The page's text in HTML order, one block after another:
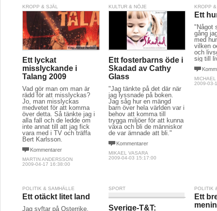
KROPP & SJÄL
Ett lyckat
misslyckande i
Talang 2009
Vad gör man om man är
rädd för att misslyckas?
Jo, man misslyckas
medvetet för att komma
över detta. Så tänkte jag i
alla fall och de ledde om
inte annat till att jag fick
vara med i TV och träffa
Bert Karlsson.
Kommentarer
MARTIN ANDERSSON
2009-04-17 16:38:00
KULTUR & NÖJE
Ett fosterbarns öde i
Skadad av Cathy
Glass
"Jag tänkte på det där när
jag lyssnade på boken.
Jag såg hur en mängd
barn över hela världen var i
behov att komma till
trygga miljöer för att kunna
växa och bli de människor
de var ämnade att bli."
Kommentarer
MIKAEL VASARA
2009-04-03 15:17:00
KROPP
Ett
"Något
gång
med
vilken
och
sig till
2009-03-
POLITIK & SAMHÄLLE
Ett otäckt litet land
Jag syftar på Österrike.
SPORT
Sverige-T&T:
POLITIK
Ett